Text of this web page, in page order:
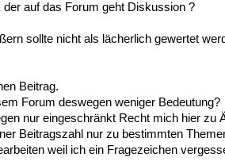
auf das Forum geht Diskussion ?
sollte nicht als lächerlich gewertet
Beitrag.
Forum deswegen weniger Bedeutung?
nur eingeschränkt Recht mich hier zu
Beitragszahl nur zu bestimmten
weil ich ein Fragezeichen